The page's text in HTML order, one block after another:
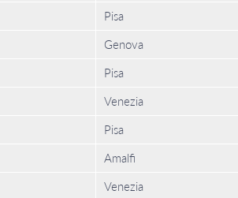
Pisa
Genova
Pisa
Venezia
Pisa
Amalfi
Venezia